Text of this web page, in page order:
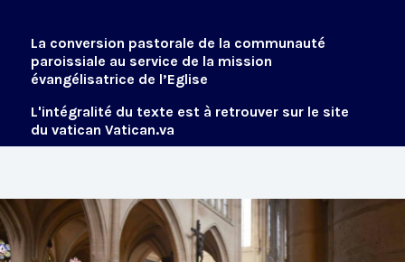
La conversion pastorale de la communauté
paroissiale au service de la mission
évangélisatrice de l’Eglise
L'intégralité du texte est à retrouver sur le site
du vatican Vatican.va